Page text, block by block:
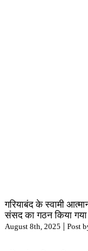
गरियाबंद के स्वामी
संसद का गठन किया गया
August 8th, 2025 | Post